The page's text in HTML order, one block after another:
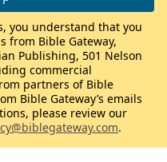
you understand that you
from Bible Gateway,
Publishing, 501 Nelson
commercial
partners of Bible
Bible Gateway’s emails
please review our
.